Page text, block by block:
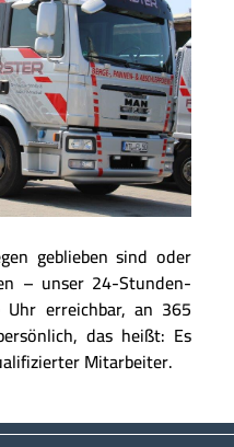
geblieben sind oder
– unser 24-Stunden-
erreichbar, an 365
das heißt: Es
Mitarbeiter.